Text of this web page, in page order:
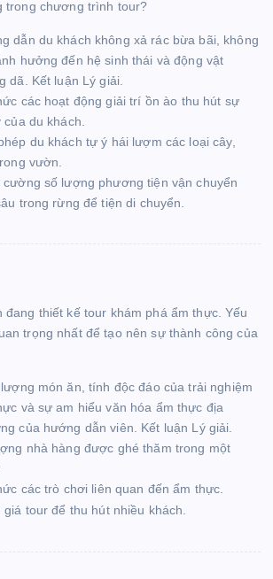
trong chương trình tour?
dẫn du khách không xả rác bừa bãi, không
hưởng đến hệ sinh thái và động vật
dã. Kết luận Lý giải.
các hoạt động giải trí ồn ào thu hút sự
của du khách.
du khách tự ý hái lượm các loại cây,
vườn.
cường số lượng phương tiện vận chuyển
trong rừng để tiện di chuyển.
đang thiết kế tour khám phá ẩm thực. Yếu
trọng nhất để tạo nên sự thành công của
món ăn, tính độc đáo của trải nghiệm
và sự am hiểu văn hóa ẩm thực địa
của hướng dẫn viên. Kết luận Lý giải.
nhà hàng được ghé thăm trong một
các trò chơi liên quan đến ẩm thực.
giá tour để thu hút nhiều khách.